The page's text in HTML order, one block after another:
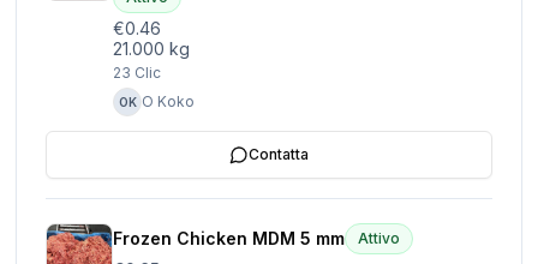
€0.46
21.000 kg
23 Clic
OK O Koko
Contatta
Frozen Chicken MDM 5 mm Attivo